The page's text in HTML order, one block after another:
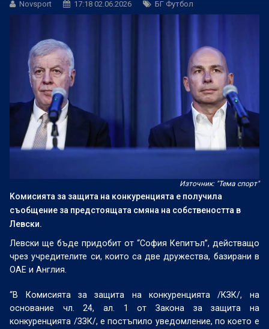
Novsport 17:18 02.06.2026 БГ Футбол
Източник: "Тема спорт"
Kомисията за защита на конкуренцията е получила
съобщение за предстоящата смяна на собствеността в
Левски.
Левски ще бъде придобит от “София Кепитъл”, действащо
чрез учредителите си, които са две дружества, базирани в
ОАЕ и Англия.
“В Комисията за защита на конкуренцията /КЗК/, на
основание чл. 24, ал. 1 от Закона за защита на
конкуренцията /ЗЗК/, е постъпило уведомление, по което е